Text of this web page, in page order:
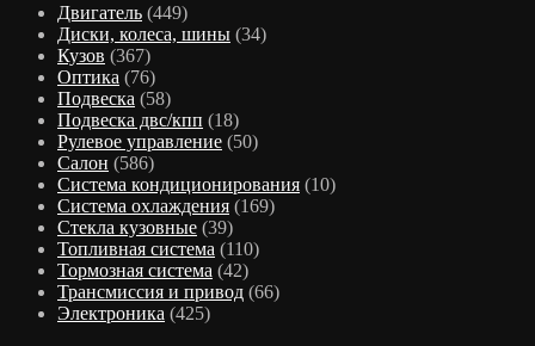
Двигатель (449)
Диски, колеса, шины (34)
Кузов (367)
Оптика (76)
Подвеска (58)
Подвеска двс/кпп (18)
Рулевое управление (50)
Салон (586)
Система кондиционирования (10)
Система охлаждения (169)
Стекла кузовные (39)
Топливная система (110)
Тормозная система (42)
Трансмиссия и привод (66)
Электроника (425)